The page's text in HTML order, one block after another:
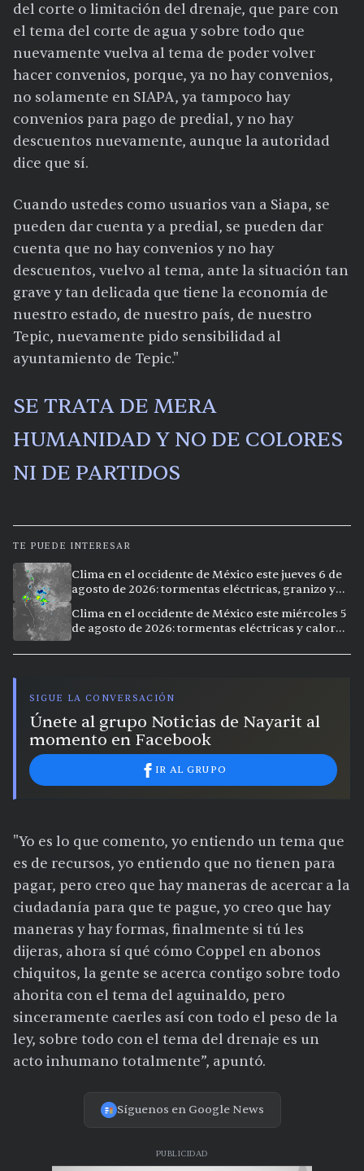
del corte o limitación del drenaje, que pare con
el tema del corte de agua y sobre todo que
nuevamente vuelva al tema de poder volver
hacer convenios, porque, ya no hay convenios,
no solamente en SIAPA, ya tampoco hay
convenios para pago de predial, y no hay
descuentos nuevamente, aunque la autoridad
dice que sí.
Cuando ustedes como usuarios van a Siapa, se
pueden dar cuenta y a predial, se pueden dar
cuenta que no hay convenios y no hay
descuentos, vuelvo al tema, ante la situación tan
grave y tan delicada que tiene la economía de
nuestro estado, de nuestro país, de nuestro
Tepic, nuevamente pido sensibilidad al
ayuntamiento de Tepic."
SE TRATA DE MERA
HUMANIDAD Y NO DE COLORES
NI DE PARTIDOS
TE PUEDE INTERESAR
Clima en el occidente de México este jueves 6 de
agosto de 2026: tormentas eléctricas, granizo y
Clima en el occidente de México este miércoles 5
de agosto de 2026: tormentas eléctricas y calor
SIGUE LA CONVERSACIÓN
Únete al grupo Noticias de Nayarit al
momento en Facebook
IR AL GRUPO
"Yo es lo que comento, yo entiendo un tema que
es de recursos, yo entiendo que no tienen para
pagar, pero creo que hay maneras de acercar a la
ciudadanía para que te pague, yo creo que hay
maneras y hay formas, finalmente si tú les
dijeras, ahora sí qué cómo Coppel en abonos
chiquitos, la gente se acerca contigo sobre todo
ahorita con el tema del aguinaldo, pero
sinceramente caerles así con todo el peso de la
ley, sobre todo con el tema del drenaje es un
acto inhumano totalmente”, apuntó.
Síguenos en Google News
PUBLICIDAD